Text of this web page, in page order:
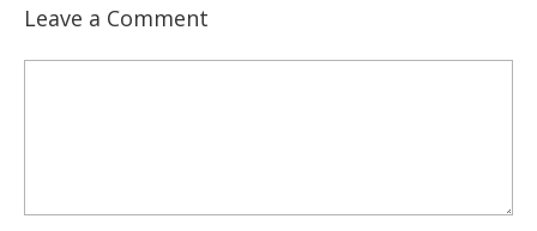
Leave a Comment